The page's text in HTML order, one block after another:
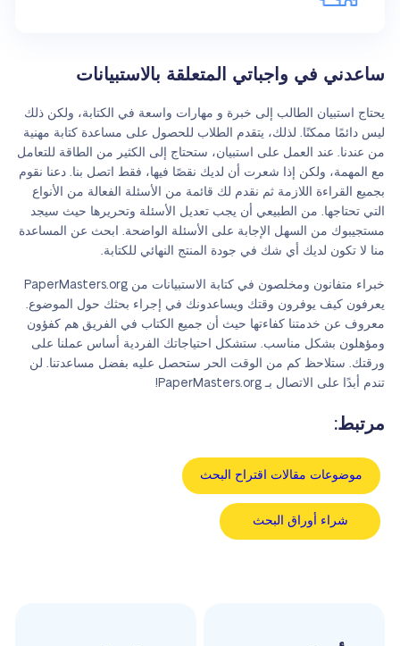
ساعدني في واجباتي المتعلقة بالاستبيانات
يحتاج استبيان الطالب إلى خبرة و مهارات واسعة في الكتابة، ولكن ذلك
ليس دائمًا ممكنًا. لذلك، يتقدم الطلاب للحصول على مساعدة كتابة مهنية
من عندنا. عند العمل على استبيان، ستحتاج إلى الكثير من الطاقة للتعامل
مع المهمة، ولكن إذا شعرت أن لديك نقصًا فيها، فقط اتصل بنا. دعنا نقوم
بجميع القراءة اللازمة ثم نقدم لك قائمة من الأسئلة الفعالة من الأنواع
التي تحتاجها. من الطبيعي أن يجب تعديل الأسئلة وتحريرها حيث سيجد
مستجيبوك من السهل الإجابة على الأسئلة الواضحة. ابحث عن المساعدة
منا لا تكون لديك أي شك في جودة المنتج النهائي للكتابة.
خبراء متفانون ومخلصون في كتابة الاستبيانات من PaperMasters.org
يعرفون كيف يوفرون وقتك ويساعدونك في إجراء بحثك حول الموضوع.
معروف عن خدمتنا كفاءتها حيث أن جميع الكتاب في الفريق هم كفؤون
ومؤهلون بشكل مناسب. ستشكل احتياجاتك الفردية أساس عملنا على
ورقتك. ستلاحظ كم من الوقت الحر ستحصل عليه بفضل مساعدتنا. لن
تندم أبدًا على الاتصال بـ PaperMasters.org!
مرتبط:
موضوعات مقالات اقتراح البحث
شراء أوراق البحث